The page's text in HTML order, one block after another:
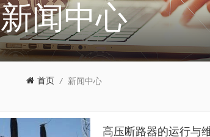
新闻中心
首页 / 新闻中心
高压断路器的运行与